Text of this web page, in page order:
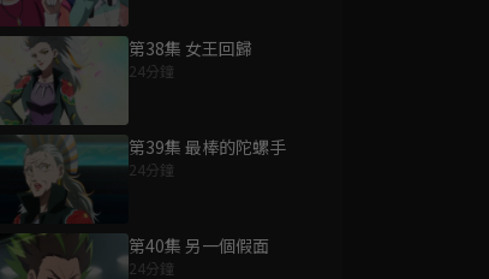
第38集 女王回歸
24分鐘
第39集 最棒的陀螺手
24分鐘
第40集 另一個假面
24分鐘